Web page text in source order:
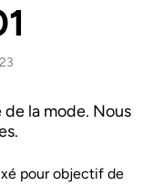
de la mode. Nous
pour objectif de